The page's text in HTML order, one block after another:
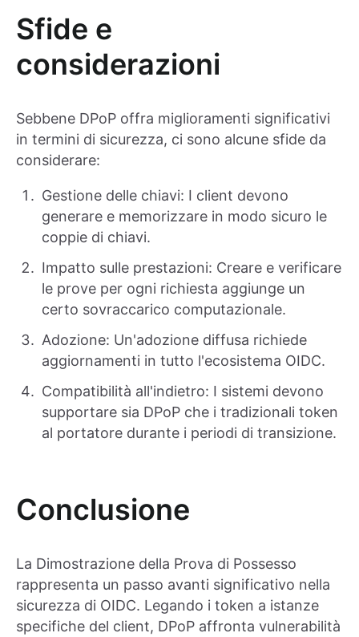
Sfide e
considerazioni
Sebbene DPoP offra miglioramenti significativi
in termini di sicurezza, ci sono alcune sfide da
considerare:
Gestione delle chiavi: I client devono
generare e memorizzare in modo sicuro le
coppie di chiavi.
Impatto sulle prestazioni: Creare e verificare
le prove per ogni richiesta aggiunge un
certo sovraccarico computazionale.
Adozione: Un'adozione diffusa richiede
aggiornamenti in tutto l'ecosistema OIDC.
Compatibilità all'indietro: I sistemi devono
supportare sia DPoP che i tradizionali token
al portatore durante i periodi di transizione.
Conclusione
La Dimostrazione della Prova di Possesso
rappresenta un passo avanti significativo nella
sicurezza di OIDC. Legando i token a istanze
specifiche del client, DPoP affronta vulnerabilità